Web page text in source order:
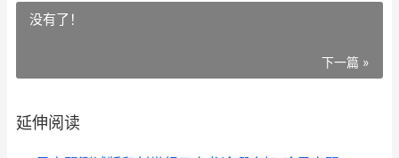
没有了！
下一篇 »
延伸阅读